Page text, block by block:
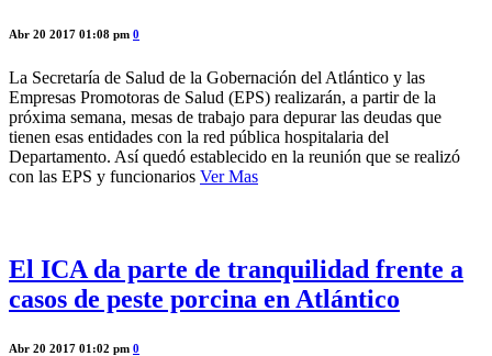
Abr 20 2017 01:08 pm 0
La Secretaría de Salud de la Gobernación del Atlántico y las
Empresas Promotoras de Salud (EPS) realizarán, a partir de la
próxima semana, mesas de trabajo para depurar las deudas que
tienen esas entidades con la red pública hospitalaria del
Departamento. Así quedó establecido en la reunión que se realizó
con las EPS y funcionarios Ver Mas
El ICA da parte de tranquilidad frente a
casos de peste porcina en Atlántico
Abr 20 2017 01:02 pm 0